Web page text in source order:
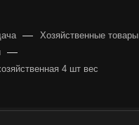
— Хозяйственные товары
—
4 шт вес